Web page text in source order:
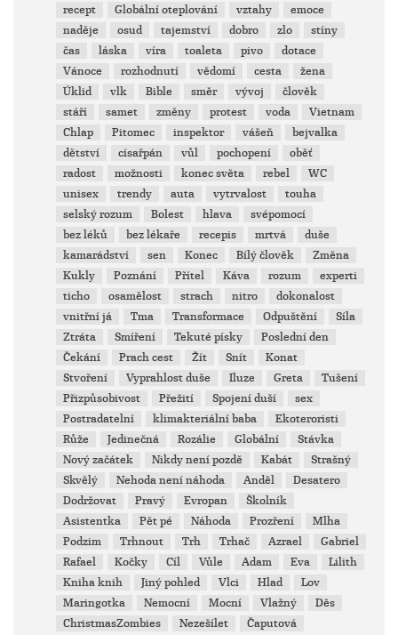
recept
Globální oteplování vztahy
emoce
naděje
osud tajemství dobro zlo
stíny
čas
láska víra toaleta pivo
dotace
Vánoce
rozhodnutí vědomí cesta
žena
Úklid
vlk Bible směr vývoj
člověk
stáří
samet změny protest voda
Vietnam
Chlap
Pitomec inspektor vášeň
bejvalka
dětství
císařpán vůl pochopení
oběť
radost
možnosti konec světa rebel
WC
unisex
trendy auta vytrvalost
touha
selský rozum
Bolest hlava
svépomocí
bez léků
bez lékaře recepis mrtvá
duše
kamarádství
sen Konec Bílý člověk
Změna
Kukly
Poznání Přítel Káva rozum
experti
ticho
osamělost strach nitro
dokonalost
vnitřní já
Tma Transformace Odpuštění
Síla
Ztráta
Smíření Tekuté písky
Poslední den
Čekání
Prach cest Žít Snít
Konat
Stvoření
Vyprahlost duše Iluze Greta
Tušení
Přizpůsobivost
Přežití Spojení duší
sex
Postradatelní
klimakteriální baba
Ekoteroristi
Růže
Jedinečná Rozálie Globální
Stávka
Nový začátek
Nikdy není pozdě Kabát
Strašný
Skvělý
Nehoda není náhoda Anděl
Desatero
Dodržovat
Pravý Evropan
Školník
Asistentka
Pět pé Náhoda Prozření
Mlha
Podzim
Trhnout Trh Trhač Azrael
Gabriel
Rafael
Kočky Cíl Vůle Adam Eva
Lilith
Kniha knih
Jiný pohled Vlci Hlad
Lov
Maringotka
Nemocní Mocní Vlažný
Děs
ChristmasZombies
Nezešílet
Čaputová